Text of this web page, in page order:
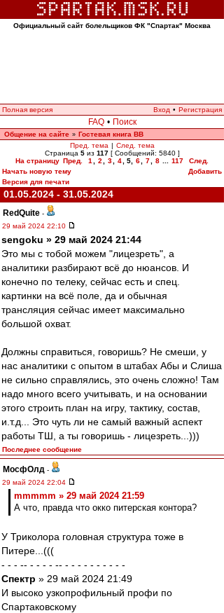
Официальный сайт болельщиков ФК "Спартак" Москва
Полная версия Вход • Регистрация
FAQ • Поиск
Общение на сайте » Гостевая книга ВВ
Пред. тема | След. тема
Страница 5из 117[ Сообщений: 5840 ]
На страницу Пред. 1 2 3 4 5 6 7 8 117
След.
Начать новую тему
Добавить
Версия для печати
01.05.2024 - 31.05.2024
RedQuite -
29 май 2024 22:10
sengoku » 29 май 2024 21:44
Это мы с тобой можем "лицезреть", а
аналитики разбирают всё до нюансов. И
конечно по телеку, сейчас есть и спец.
картинки на всё поле, да и обычная
трансляция сейчас имеет максимально
большой охват.
Должны справиться, говоришь? Не смеши, у
нас аналитики с опытом в штабах Абы и Слиша
не сильно справлялись, это очень сложно! Там
надо много всего учитывать, и на основании
этого строить план на игру, тактику, состав,
и.т.д... Это чуть ли не самый важный аспект
работы ТШ, а ты говоришь - лицезреть...)))
Последнее сообщение
МосфОлд -
29 май 2024 22:04
mmmmm » 29 май 2024 21:59
А что, правда что окко питерская контора?
У Триколора головная структура тоже в
Питере...(((
- - - -- - - - - -- - - - - - - - - - -
Спектр » 29 май 2024 21:49
И высоко узкопрофильный профи по
Спартаковскому